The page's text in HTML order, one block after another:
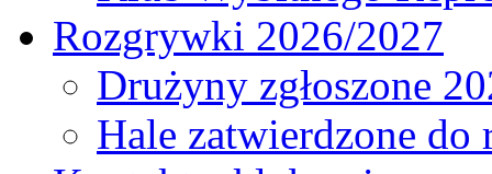
Rozgrywki 2026/2027
Drużyny zgłoszone
Hale zatwierdzone